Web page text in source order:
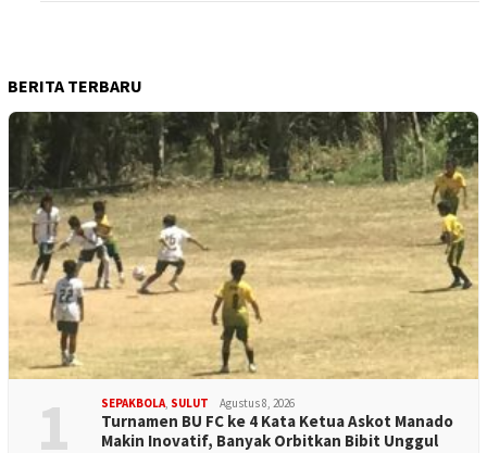
BERITA TERBARU
1 SEPAKBOLA SULUT Agustus 8, 2026
Turnamen BU FC ke 4 Kata Ketua Askot Manado
Makin Inovatif, Banyak Orbitkan Bibit Unggul